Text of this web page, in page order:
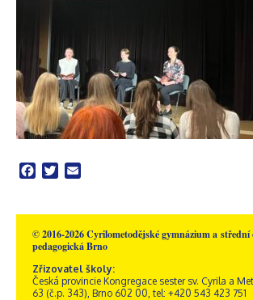
Facebook
Twitter
© 2016-2026 Cyrilometodějské gymnázium a
pedagogická Brno
Zřizovatel školy:
Česká provincie Kongregace sester sv. Cyrila a
63 (č.p. 343), Brno 602 00, tel: +420 543 423 751